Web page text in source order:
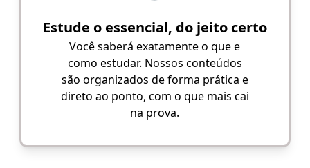
Estude o essencial, do jeito certo
Você saberá exatamente o que e
como estudar. Nossos conteúdos
são organizados de forma prática e
direto ao ponto, com o que mais cai
na prova.